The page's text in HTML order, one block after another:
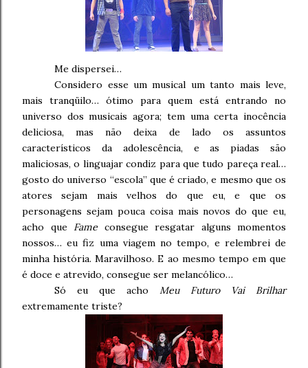
Me dispersei…
Considero esse um musical um tanto mais leve,
mais tranqüilo… ótimo para quem está entrando no
universo dos musicais agora; tem uma certa inocência
deliciosa, mas não deixa de lado os assuntos
característicos da adolescência, e as piadas são
maliciosas, o linguajar condiz para que tudo pareça real…
gosto do universo “escola” que é criado, e mesmo que os
atores sejam mais velhos do que eu, e que os
personagens sejam pouca coisa mais novos do que eu,
acho que Fame consegue resgatar alguns momentos
nossos… eu fiz uma viagem no tempo, e relembrei de
minha história. Maravilhoso. E ao mesmo tempo em que
é doce e atrevido, consegue ser melancólico…
Só eu que achoMeu Futuro Vai Brilhar
extremamente triste?